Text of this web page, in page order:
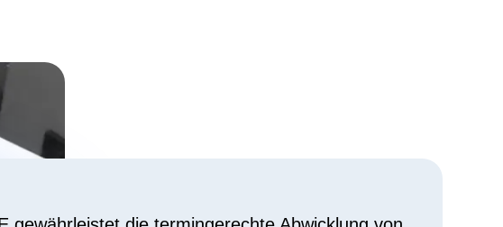
eine pünktliche Lieferung ist, und
Bedürfnisse unserer Kunden so
zu erfüllen.